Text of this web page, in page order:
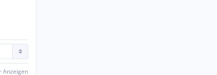
Anzeigen